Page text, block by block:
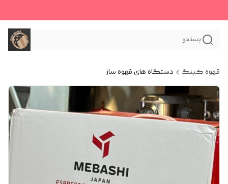
جستجو
قهوه کینگ دستگاه های قهوه ساز